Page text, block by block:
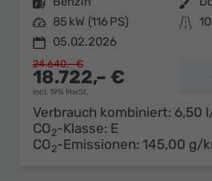
Leistung 85 kW (116 PS) Kilometerstand
05.02.2026
18.722,– €
incl. 19% MwSt.
24.640,– €
Verbrauch kombiniert: 6,50
CO2-Klasse: E
CO2-Emissionen: 145,00 g/